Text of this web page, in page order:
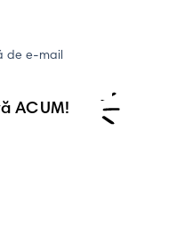
de e-mail
ACUM!